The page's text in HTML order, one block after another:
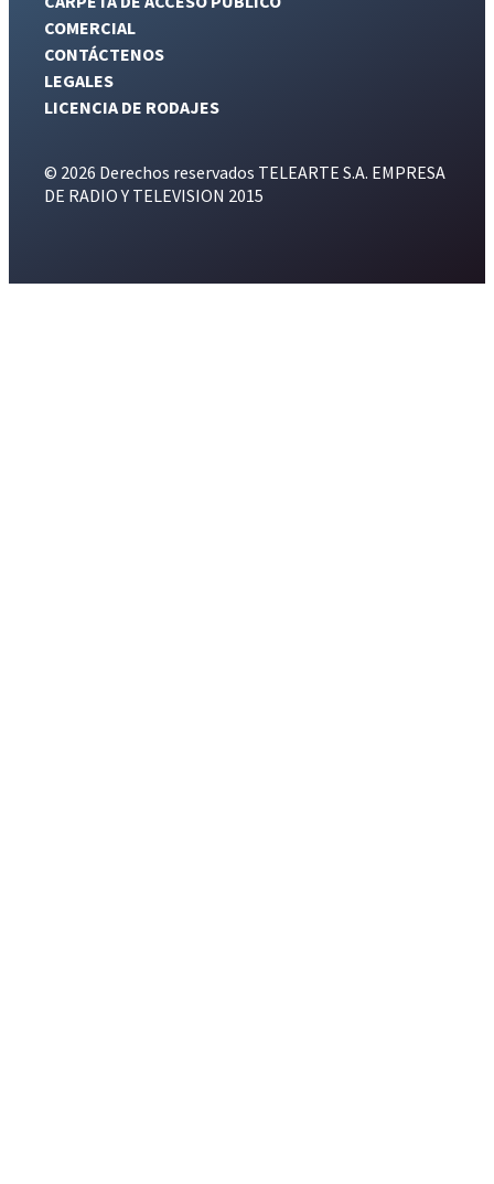
COMERCIAL
CONTÁCTENOS
LEGALES
LICENCIA DE RODAJES
© 2026 Derechos reservados TELEARTE S.A. EMPRESA
DE RADIO Y TELEVISION 2015